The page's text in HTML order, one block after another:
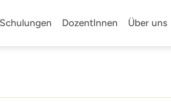
DozentInnen Über uns